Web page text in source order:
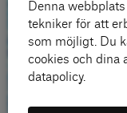
Denna
tekniker för att
som möjligt. Du
cookies och dina
datapolicy.